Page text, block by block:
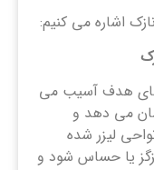
اشاره می کنیم:
هدف آسیب می
می دهد و
لیزر شده
یا حساس شود و